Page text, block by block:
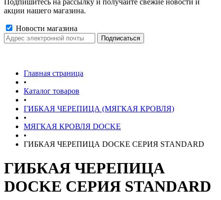
Подпишитесь на рассылку и получайте свежие новости и
акции нашего магазина.
Новости магазина
Главная страница
•
Каталог товаров
•
ГИБКАЯ ЧЕРЕПИЦА (МЯГКАЯ КРОВЛЯ)
•
МЯГКАЯ КРОВЛЯ DOCKE
•
ГИБКАЯ ЧЕРЕПИЦА DOCKE СЕРИЯ STANDARD
ГИБКАЯ ЧЕРЕПИЦА
DOCKE СЕРИЯ STANDARD